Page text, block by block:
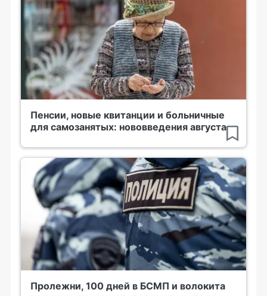
Пенсии, новые квитанции и больничные
для самозанятых: нововведения августа
Пролежни, 100 дней в БСМП и волокита